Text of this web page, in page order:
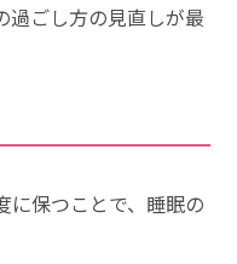
過ごし方の見直しが最
に保つことで、睡眠の